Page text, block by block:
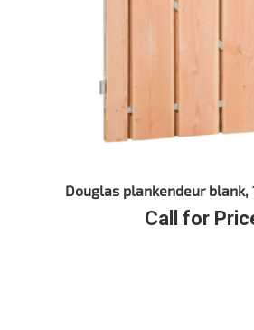
Douglas plankendeur blank,
Call for